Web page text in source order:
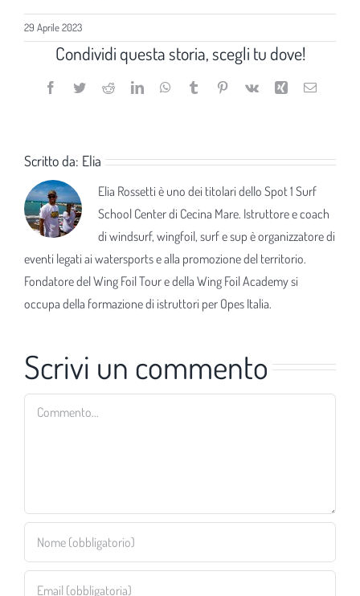
29 Aprile 2023
Condividi questa storia, scegli tu dove!
Facebook
TwitterRedditLinkedInWhatsApp
TumblrPinterest
Vk Xing Email
Scritto da: Elia
Elia Rossetti è uno dei titolari dello Spot 1 Surf
School Center di Cecina Mare. Istruttore e coach
di windsurf, wingfoil, surf e sup è organizzatore di
eventi legati ai watersports e alla promozione del territorio.
Fondatore del Wing Foil Tour e della Wing Foil Academy si
occupa della formazione di istruttori per Opes Italia.
Scrivi un commento
Commento